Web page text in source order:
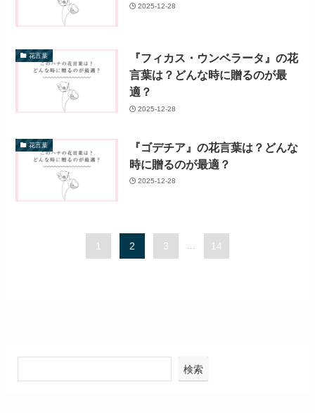
2025-12-28
花言葉
『フィカス・ウンベラータ』の花
言葉は？どんな時に贈るのが最
適？
2025-12-28
花言葉
『ゴデチア』の花言葉は？どんな
時に贈るのが最適？
2025-12-28
1 2 3 ... 14
検索